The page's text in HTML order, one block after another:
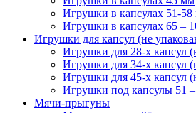
Игрушки в капсулах 51-
Игрушки в капсулах 65 –
Игрушки для капсул (не
Игрушки для 28-х капсул
Игрушки для 34-х капсул
Игрушки для 45-х капсул
Игрушки под капсулы 51
Мячи-прыгуны